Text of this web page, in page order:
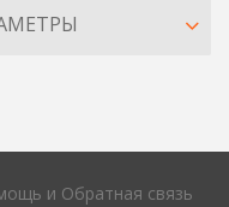
и Обратная связь